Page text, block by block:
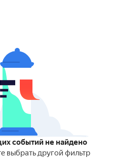
событий не найдено
выбрать другой фильтр